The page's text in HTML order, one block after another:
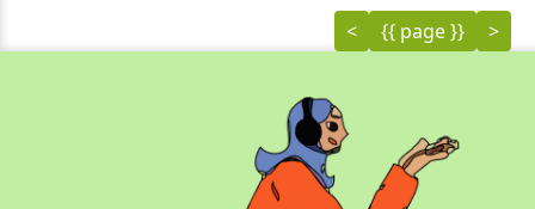
< {{ page }} >